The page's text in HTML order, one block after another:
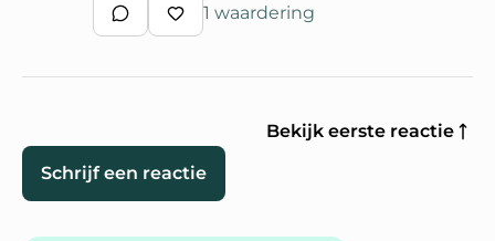
Schrijf een reactie
Waardeer reactie
1 waardering
Bekijk eerste reactie
Schrijf een reactie